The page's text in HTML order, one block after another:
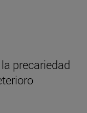
precariedad